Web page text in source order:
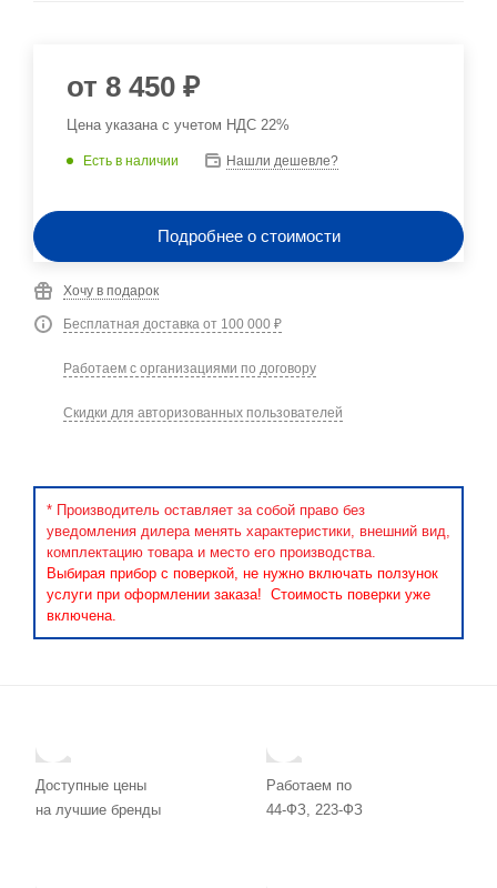
от 8 450 ₽
Цена указана с учетом НДС 22%
Есть в наличии Нашли дешевле?
Подробнее о стоимости
Хочу в подарок
Бесплатная доставка от 100 000 ₽
Работаем с организациями по договору
Скидки для авторизованных пользователей
* Производитель оставляет за собой право без
уведомления дилера менять характеристики, внешний вид,
комплектацию товара и место его производства.
Выбирая прибор с поверкой, не нужно включать ползунок
услуги при оформлении заказа! Стоимость поверки уже
включена.
Доступные цены
на лучшие бренды
Работаем по
44-ФЗ, 223-ФЗ